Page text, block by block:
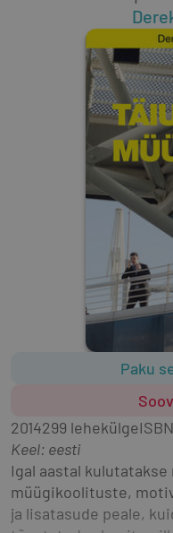
Paku
2014299 lehekülgeISBN
Keel: eesti
Igal aastal
müügikoolituste,
ja lisatasude peale,